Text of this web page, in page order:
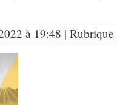
à 19:48 |